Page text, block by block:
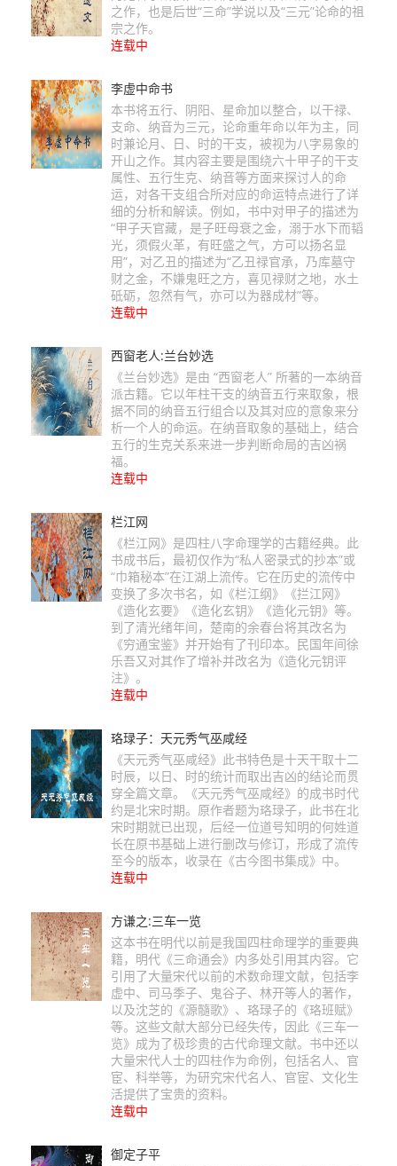
之作，也是后世“三命”学说以及“三元”论命的祖
宗之作。
连载中
李虚中命书
本书将五行、阴阳、星命加以整合，以干禄、
支命、纳音为三元，论命重年命以年为主，同
时兼论月、日、时的干支，被视为八字易象的
开山之作。其内容主要是围绕六十甲子的干支
属性、五行生克、纳音等方面来探讨人的命
运，对各干支组合所对应的命运特点进行了详
细的分析和解读。例如，书中对甲子的描述为
“甲子天官藏，是子旺母衰之金，溺于水下而韬
光，须假火革，有旺盛之气，方可以扬名显
用”，对乙丑的描述为“乙丑禄官承，乃库墓守
财之金，不嫌鬼旺之方，喜见禄财之地，水土
砥砺，忽然有气，亦可以为器成材”等。
连载中
西窗老人:兰台妙选
《兰台妙选》是由 “西窗老人” 所著的一本纳音
派古籍。它以年柱干支的纳音五行来取象，根
据不同的纳音五行组合以及其对应的意象来分
析一个人的命运。在纳音取象的基础上，结合
五行的生克关系来进一步判断命局的吉凶祸
福。
连载中
栏江网
《栏江网》是四柱八字命理学的古籍经典。此
书成书后，最初仅作为“私人密录式的抄本”或
“巾箱秘本”在江湖上流传。它在历史的流传中
变换了多次书名，如《栏江纲》《拦江网》
《造化玄要》《造化玄钥》《造化元钥》等。
到了清光绪年间，楚南的余春台将其改名为
《穷通宝鉴》并开始有了刊印本。民国年间徐
乐吾又对其作了增补并改名为《造化元钥评
注》。
连载中
珞琭子：天元秀气巫咸经
《天元秀气巫咸经》此书特色是十天干取十二
时辰，以日、时的统计而取出吉凶的结论而贯
穿全篇文章。《天元秀气巫咸经》的成书时代
约是北宋时期。原作者题为珞琭子，此书在北
宋时期就已出现，后经一位道号知明的何姓道
长在原书基础上进行删改与修订，形成了流传
至今的版本，收录在《古今图书集成》中。
连载中
方谦之:三车一览
‌这本书在明代以前是我国四柱命理学的重要典
籍，明代《三命通会》内多处引用其内容。它
引用了大量宋代以前的术数命理文献，包括‌李
虚中、‌司马季子、‌鬼谷子、‌林开等人的著作，
以及‌沈芝的《‌源髓歌》、‌珞琭子的《珞班赋》
等。这些文献大部分已经失传，因此《三车一
览》成为了极珍贵的古代命理文献。书中还以
大量宋代人士的四柱作为命例，包括‌名人、官
宦、科举等，为研究宋代名人、官宦、文化生
活提供了宝贵的资料。
连载中
御定子平